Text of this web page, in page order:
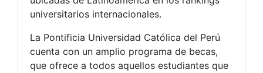
universitarios internacionales.
La Pontificia Universidad Católica del Perú
cuenta con un amplio programa de becas,
que ofrece a todos aquellos estudiantes que